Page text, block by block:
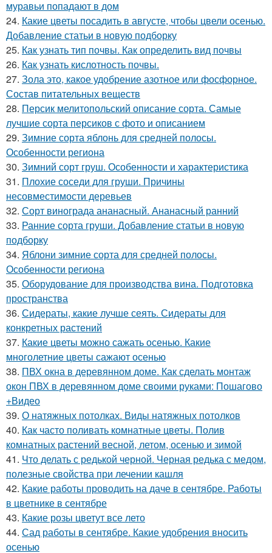
муравьи попадают в дом
24. Какие цветы посадить в августе, чтобы цвели осенью.
Добавление статьи в новую подборку
25. Как узнать тип почвы. Как определить вид почвы
26. Как узнать кислотность почвы.
27. Зола это, какое удобрение азотное или фосфорное.
Состав питательных веществ
28. Персик мелитопольский описание сорта. Самые
лучшие сорта персиков с фото и описанием
29. Зимние сорта яблонь для средней полосы.
Особенности региона
30. Зимний сорт груш. Особенности и характеристика
31. Плохие соседи для груши. Причины
несовместимости деревьев
32. Сорт винограда ананасный. Ананасный ранний
33. Ранние сорта груши. Добавление статьи в новую
подборку
34. Яблони зимние сорта для средней полосы.
Особенности региона
35. Оборудование для производства вина. Подготовка
пространства
36. Сидераты, какие лучше сеять. Сидераты для
конкретных растений
37. Какие цветы можно сажать осенью. Какие
многолетние цветы сажают осенью
38. ПВХ окна в деревянном доме. Как сделать монтаж
окон ПВХ в деревянном доме своими руками: Пошагово
+Видео
39. О натяжных потолках. Виды натяжных потолков
40. Как часто поливать комнатные цветы. Полив
комнатных растений весной, летом, осенью и зимой
41. Что делать с редькой черной. Черная редька с медом,
полезные свойства при лечении кашля
42. Какие работы проводить на даче в сентябре. Работы
в цветнике в сентябре
43. Какие розы цветут все лето
44. Сад работы в сентябре. Какие удобрения вносить
осенью